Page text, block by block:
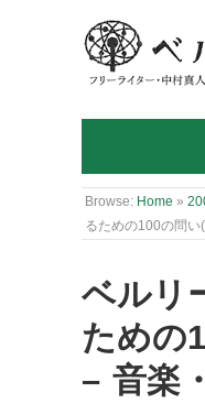
Browse: Home »
るための100の問
ベルリ
ための
– 音楽